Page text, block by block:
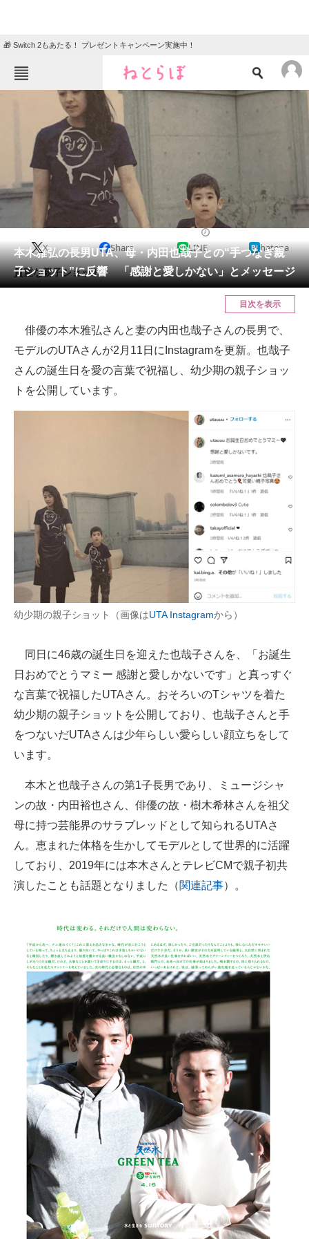
🎁 Switch 2もあたる！ プレゼントキャンペーン実施中！
ねとらぼメニュー
エンタメ
グルメ
住まい 教育・育児
リサーチ
会員記事
メディア
ITの今と未来を見通す
スマホと通信の最新トレンド
進化するPCとデバイスの未来
AI活用のいまが分かる
企業ITのトレンドを詳説
経営リーダーのコミュニティ
マーケ×ITの今がよく分かる
製造業のIT導入・活用を支援
エレクトロニクス専門サイト
電子設計の基本と応用
建設×テクノロジーの最前線
ちょっと気になるネットの話題
本木雅弘の長男UTA、母・内田也哉子との“手つなぎ親
子ショット”に反響 「感謝と愛しかない」とメッセージ
X Share LINE hatena
貴重な親子ショット。
目次を表示
俳優の本木雅弘さんと妻の内田也哉子さんの長男で、
モデルのUTAさんが2月11日にInstagramを更新。也哉子
さんの誕生日を愛の言葉で祝福し、幼少期の親子ショッ
トを公開しています。
幼少期の親子ショット（画像はUTA Instagramから）
同日に46歳の誕生日を迎えた也哉子さんを、「お誕生
日おめでとうマミー 感謝と愛しかないです」と真っすぐ
な言葉で祝福したUTAさん。おそろいのTシャツを着た
幼少期の親子ショットを公開しており、也哉子さんと手
をつないだUTAさんは少年らしい愛らしい顔立ちをして
います。
本木と也哉子さんの第1子長男であり、ミュージシャ
ンの故・内田裕也さん、俳優の故・樹木希林さんを祖父
母に持つ芸能界のサラブレッドとして知られるUTAさ
ん。恵まれた体格を生かしてモデルとして世界的に活躍
しており、2019年には本木さんとテレビCMで親子初共
演したことも話題となりました（関連記事）。